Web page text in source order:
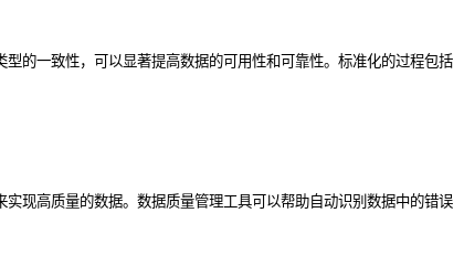
的一致性，可以显著提高数据的可用性和可靠性。标准化的过程包括
现高质量的数据。数据质量管理工具可以帮助自动识别数据中的错误